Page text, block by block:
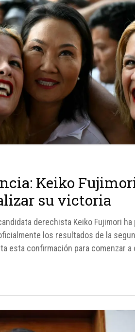
Keiko
su victoria
derechista Keiko Fujimori
los resultados de la
esta confirmación para comenzar a